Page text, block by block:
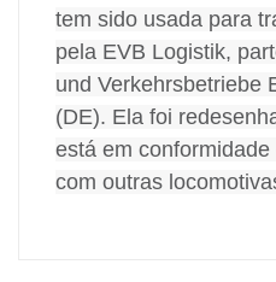
tem sido usada para
pela EVB Logistik,
und Verkehrsbetriebe
(DE). Ela foi
está em
com outras